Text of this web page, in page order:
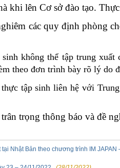
khi lên Cơ sở đào tạo.
các quy định phòng
không thể tập trung
theo đơn trình bày rõ lý do
tập sinh liên hệ với
trọng thông báo và đề
Nhật Bản theo chương trình IM JAPAN